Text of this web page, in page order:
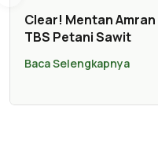
Clear! Mentan
TBS Petani Sawit
Baca Selengkapnya